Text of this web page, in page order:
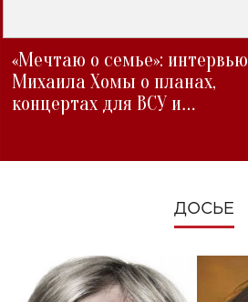
«Мечтаю о семье»: интервью
Михаила Хомы о планах,
концертах для ВСУ и
ДОСЬЕ